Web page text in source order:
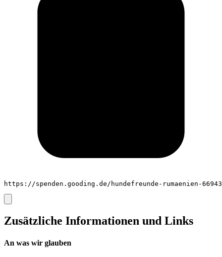
https://spenden.gooding.de/hundefreunde-rumaenien-66943
Zusätzliche Informationen und Links
An was wir glauben